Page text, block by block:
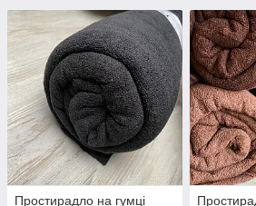
Простирадло на гумці